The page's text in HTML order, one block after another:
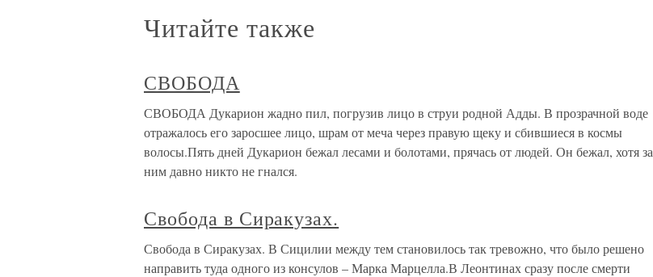
Читайте также
СВОБОДА
СВОБОДА Дукарион жадно пил, погрузив лицо в струи родной Адды. В прозрачной воде
отражалось его заросшее лицо, шрам от меча через правую щеку и сбившиеся в космы
волосы.Пять дней Дукарион бежал лесами и болотами, прячась от людей. Он бежал, хотя за
ним давно никто не гнался.
Свобода в Сиракузах.
Свобода в Сиракузах. В Сицилии между тем становилось так тревожно, что было решено
направить туда одного из консулов – Марка Марцелла.В Леонтинах сразу после смерти